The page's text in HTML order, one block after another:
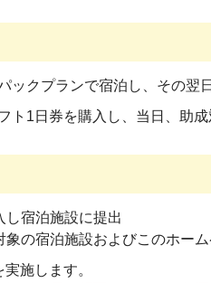
ックプランで宿泊し、その翌
ト1日券を購入し、当日、助
宿泊施設に提出
の宿泊施設およびこのホー
施します。